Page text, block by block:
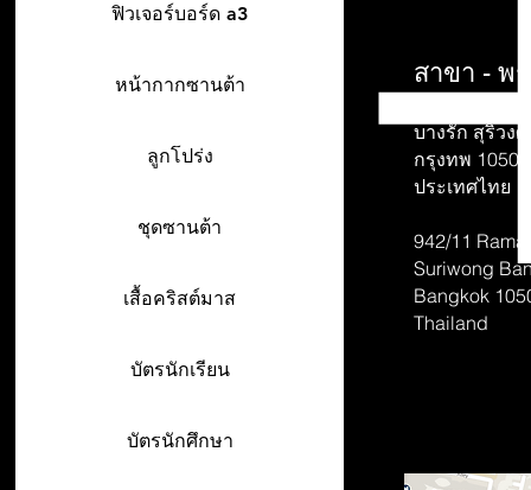
ฟิวเจอร์บอร์ด a3
หน้ากากซานต้า
ลูกโปร่ง
ชุดซานต้า
เสื้อคริสต์มาส
บัตรนักเรียน
บัตรนักศึกษา
สาขา - พ
บางรัก สุริวงศ์
กรุงทพ 10500
ประเทศไทย
942/11 Rama
Suriwong
Bangkok
Thailand